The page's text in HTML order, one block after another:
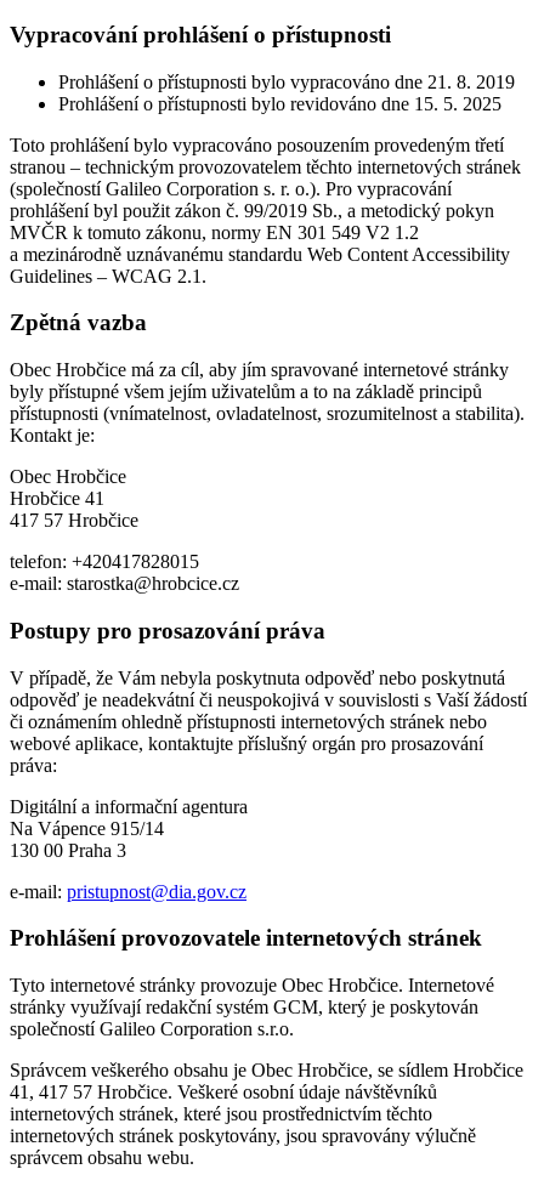
Vypracování prohlášení o přístupnosti
Prohlášení o přístupnosti bylo vypracováno dne 21. 8. 2019
Prohlášení o přístupnosti bylo revidováno dne 15. 5. 2025
Toto prohlášení bylo vypracováno posouzením provedeným třetí
stranou – technickým provozovatelem těchto internetových stránek
(společností Galileo Corporation s. r. o.). Pro vypracování
prohlášení byl použit zákon č. 99/2019 Sb., a metodický pokyn
MVČR k tomuto zákonu, normy EN 301 549 V2 1.2
a mezinárodně uznávanému standardu Web Content Accessibility
Guidelines – WCAG 2.1.
Zpětná vazba
Obec Hrobčice má za cíl, aby jím spravované internetové stránky
byly přístupné všem jejím uživatelům a to na základě principů
přístupnosti (vnímatelnost, ovladatelnost, srozumitelnost a stabilita).
Kontakt je:
Obec Hrobčice
Hrobčice 41
417 57 Hrobčice
telefon: +420417828015
e-mail: starostka@hrobcice.cz
Postupy pro prosazování práva
V případě, že Vám nebyla poskytnuta odpověď nebo poskytnutá
odpověď je neadekvátní či neuspokojivá v souvislosti s Vaší žádostí
či oznámením ohledně přístupnosti internetových stránek nebo
webové aplikace, kontaktujte příslušný orgán pro prosazování
práva:
Digitální a informační agentura
Na Vápence 915/14
130 00 Praha 3
e-mail: pristupnost@dia.gov.cz
Prohlášení provozovatele internetových stránek
Tyto internetové stránky provozuje Obec Hrobčice. Internetové
stránky využívají redakční systém GCM, který je poskytován
společností Galileo Corporation s.r.o.
Správcem veškerého obsahu je Obec Hrobčice, se sídlem Hrobčice
41, 417 57 Hrobčice. Veškeré osobní údaje návštěvníků
internetových stránek, které jsou prostřednictvím těchto
internetových stránek poskytovány, jsou spravovány výlučně
správcem obsahu webu.